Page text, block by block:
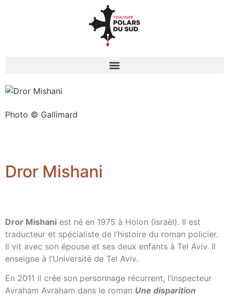
Photo © Gallimard
Dror Mishani
Dror Mishani est né en 1975 à Holon (Israël). Il est
traducteur et spécialiste de l’histoire du roman policier.
Il vit avec son épouse et ses deux enfants à Tel Aviv. Il
enseigne à l’Université de Tel Aviv.
En 2011 il crée son personnage récurrent, l’inspecteur
Avraham Avraham dans le roman Une disparition